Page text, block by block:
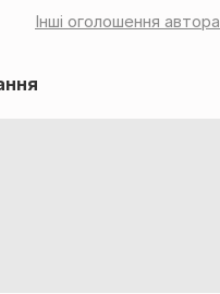
Інші оголошення автора